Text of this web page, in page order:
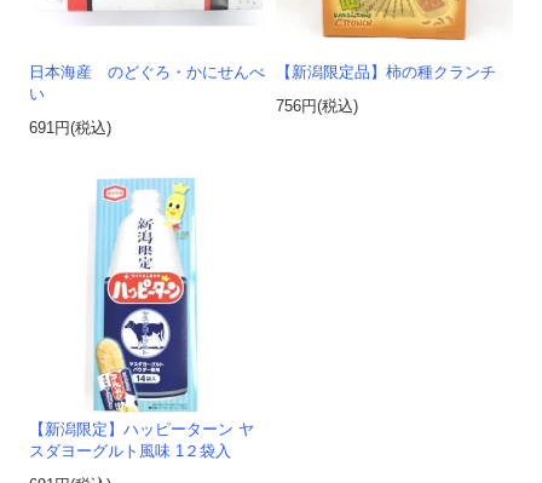
日本海産 のどぐろ・かにせんべ
い
691円(税込)
【新潟限定品】柿の種クランチ
756円(税込)
【新潟限定】ハッピーターン ヤ
スダヨーグルト風味 1２袋入